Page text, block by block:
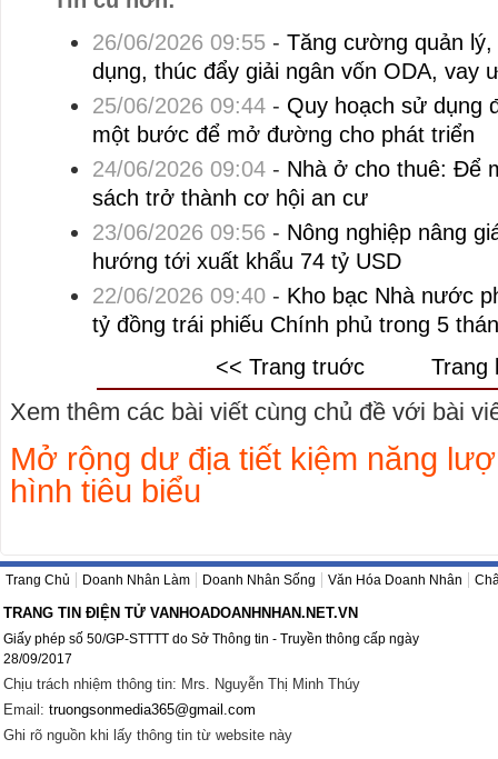
26/06/2026 09:55- Tăng cường quản
dụng, thúc đẩy giải ngân vốn ODA, vay
25/06/2026 09:44- Quy hoạch sử dụng
một bước để mở đường cho phát triển
24/06/2026 09:04- Nhà ở cho thuê: Để
sách trở thành cơ hội an cư
23/06/2026 09:56 - Nông nghiệp nâng
hướng tới xuất khẩu 74 tỷ USD
22/06/2026 09:40- Kho bạc Nhà nước
tỷ đồng trái phiếu Chính phủ trong 5
<< Trang truớc
Trang
Xem thêm các bài viết cùng chủ đề với bài
Mở rộng dư địa tiết kiệm năng
hình tiêu biểu
Trang Chủ Doanh Nhân Làm Doanh Nhân Sống Văn Hóa Doanh Nhân
TRANG TIN ĐIỆN TỬ VANHOADOANHNHAN.NET.VN
Giấy phép số 50/GP-STTTT do Sở Thông tin - Truyền thông cấp ngày
28/09/2017
Chịu trách nhiệm thông tin: Mrs. Nguyễn Thị Minh Thúy
Email: truongsonmedia365@gmail.com
Ghi rõ nguồn khi lấy thông tin từ website này